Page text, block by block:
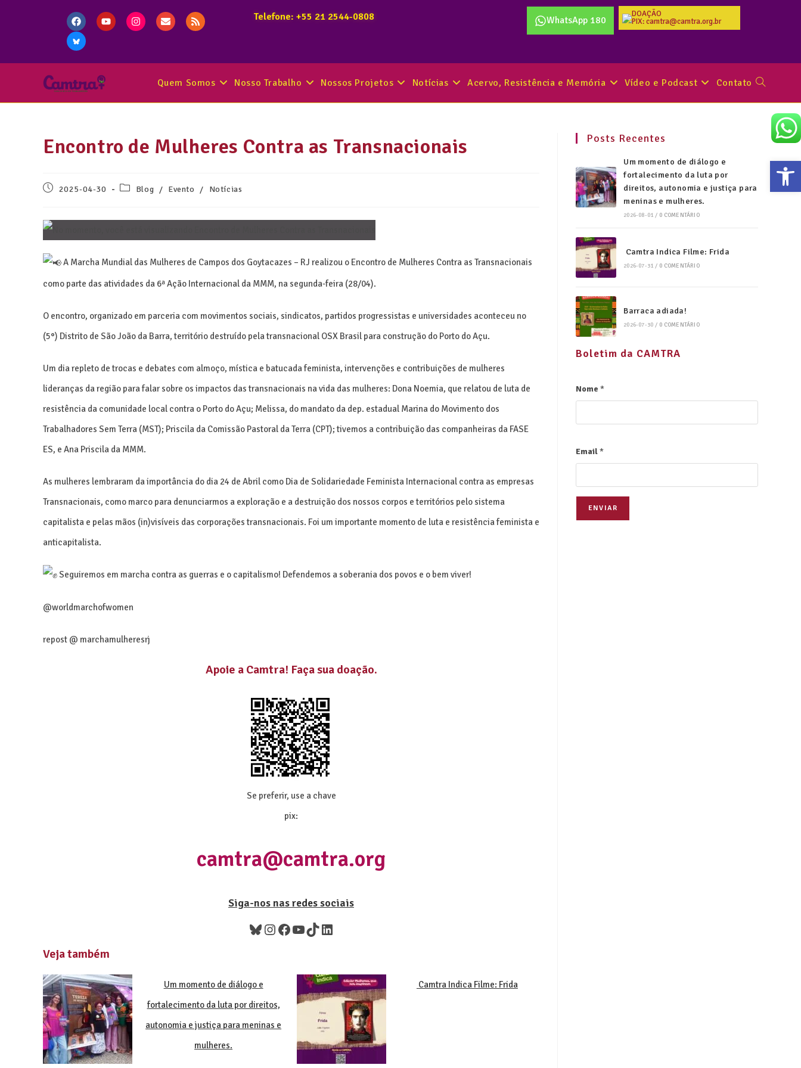
Telefone: +55 21 2544-0808 WhatsApp 180
DOAÇÃO
PIX: camtra@camtra.org.br
Quem Somos Nosso Trabalho Nossos Projetos Notícias Acervo, Resistência e Memória Vídeo e Podcast Contato
Encontro de Mulheres Contra as Transnacionais
2025-04-30 Blog / Evento / Notícias
A Marcha Mundial das Mulheres de Campos dos Goytacazes – RJ realizou o Encontro de Mulheres Contra as Transnacionais
como parte das atividades da 6ª Ação Internacional da MMM, na segunda-feira (28/04).
O encontro, organizado em parceria com movimentos sociais, sindicatos, partidos progressistas e universidades aconteceu no
(5°) Distrito de São João da Barra, território destruído pela transnacional OSX Brasil para construção do Porto do Açu.
Um dia repleto de trocas e debates com almoço, mística e batucada feminista, intervenções e contribuições de mulheres
lideranças da região para falar sobre os impactos das transnacionais na vida das mulheres: Dona Noemia, que relatou de luta de
resistência da comunidade local contra o Porto do Açu; Melissa, do mandato da dep. estadual Marina do Movimento dos
Trabalhadores Sem Terra (MST); Priscila da Comissão Pastoral da Terra (CPT); tivemos a contribuição das companheiras da FASE
ES, e Ana Priscila da MMM.
As mulheres lembraram da importância do dia 24 de Abril como Dia de Solidariedade Feminista Internacional contra as empresas
Transnacionais, como marco para denunciarmos a exploração e a destruição dos nossos corpos e territórios pelo sistema
capitalista e pelas mãos (in)visíveis das corporações transnacionais. Foi um importante momento de luta e resistência feminista e
anticapitalista.
Seguiremos em marcha contra as guerras e o capitalismo! Defendemos a soberania dos povos e o bem viver!
@worldmarchofwomen
repost @ marchamulheresrj
Apoie a Camtra! Faça sua doação.
Se preferir, use a chave
pix:
camtra@camtra.org
Siga-nos nas redes sociais
Veja também
Um momento de diálogo e
fortalecimento da luta por direitos,
autonomia e justiça para meninas e
mulheres.
Camtra Indica Filme: Frida
Posts Recentes
Um momento de diálogo e
fortalecimento da luta por
direitos, autonomia e justiça para
meninas e mulheres.
2026-08-01 / 0 COMENTÁRIO
Camtra Indica Filme: Frida
2026-07-31 / 0 COMENTÁRIO
Barraca adiada!
2026-07-30 / 0 COMENTÁRIO
Boletim da CAMTRA
Nome *
Email*
ENVIAR